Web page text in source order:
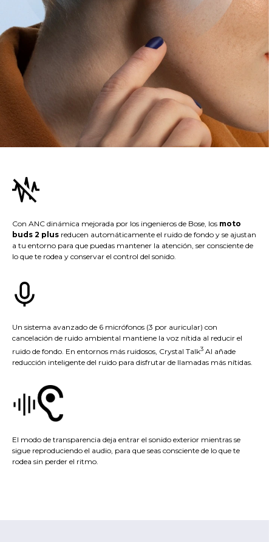
Con ANC dinámica mejorada por los ingenieros de Bose, los moto
buds 2 plus reducen automáticamente el ruido de fondo y se ajustan
a tu entorno para que puedas mantener la atención, ser consciente de
lo que te rodea y conservar el control del sonido.
Un sistema avanzado de 6 micrófonos (3 por auricular) con
cancelación de ruido ambiental mantiene la voz nítida al reducir el
ruido de fondo. En entornos más ruidosos, Crystal Talk3 AI añade
reducción inteligente del ruido para disfrutar de llamadas más nítidas.
El modo de transparencia deja entrar el sonido exterior mientras se
sigue reproduciendo el audio, para que seas consciente de lo que te
rodea sin perder el ritmo.